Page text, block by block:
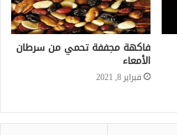
فاكهة مجففة تحمي من سرطان
الأمعاء
فبراير 8, 2021